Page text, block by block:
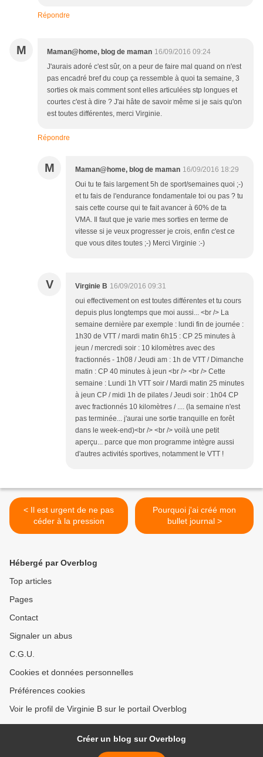
Répondre
M Maman@home, blog de maman 16/09/2016 09:24
J'aurais adoré c'est sûr, on a peur de faire mal quand on n'est
pas encadré bref du coup ça ressemble à quoi ta semaine, 3
sorties ok mais comment sont elles articulées stp longues et
courtes c'est à dire ? J'ai hâte de savoir même si je sais qu'on
est toutes différentes, merci Virginie.
Répondre
M Maman@home, blog de maman 16/09/2016 18:29
Oui tu te fais largement 5h de sport/semaines quoi ;-)
et tu fais de l'endurance fondamentale toi ou pas ? tu
sais cette course qui te fait avancer à 60% de ta
VMA. Il faut que je varie mes sorties en terme de
vitesse si je veux progresser je crois, enfin c'est ce
que vous dites toutes ;-) Merci Virginie :-)
V Virginie B 16/09/2016 09:31
oui effectivement on est toutes différentes et tu cours
depuis plus longtemps que moi aussi... <br /> La
semaine dernière par exemple : lundi fin de journée :
1h30 de VTT / mardi matin 6h15 : CP 25 minutes à
jeun / mercredi soir : 10 kilomètres avec des
fractionnés - 1h08 / Jeudi am : 1h de VTT / Dimanche
matin : CP 40 minutes à jeun <br /> <br /> Cette
semaine : Lundi 1h VTT soir / Mardi matin 25 minutes
à jeun CP / midi 1h de pilates / Jeudi soir : 1h04 CP
avec fractionnés 10 kilomètres / .... (la semaine n'est
pas terminée... j'aurai une sortie tranquille en forêt
dans le week-end)<br /> <br /> voilà une petit
aperçu... parce que mon programme intègre aussi
d'autres activités sportives, notamment le VTT !
< Il est urgent de ne pas
céder à la pression
Pourquoi j'ai créé mon
bullet journal >
Hébergé par Overblog
Top articles
Pages
Contact
Signaler un abus
C.G.U.
Cookies et données personnelles
Préférences cookies
Voir le profil de Virginie B sur le portail Overblog
Créer un blog sur Overblog